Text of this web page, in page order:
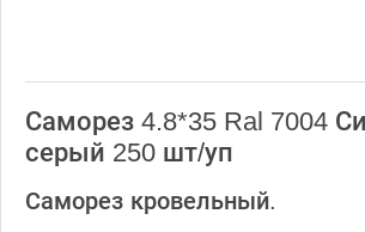
Саморез 4.8*35 Ral 7004
серый 250 шт/уп
Саморез кровельный.